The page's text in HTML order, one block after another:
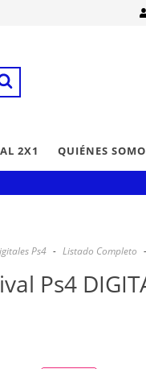
2X1 QUIÉNES
Ps4 - Listado Completo -
Ps4